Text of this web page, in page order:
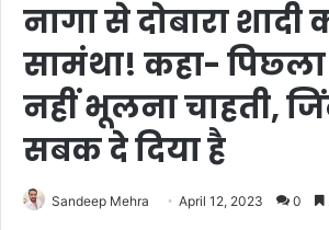
नागा से दोबारा शादी
सामंथा! कहा-
नहीं भूलना चाहती,
सबक दे दिया है
Sandeep Mehra April 12, 2023 0